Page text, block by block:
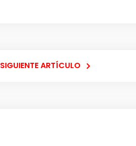
SIGUIENTE ARTÍCULO